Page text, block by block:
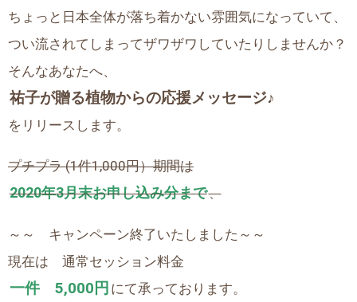
ちょっと日本全体が落ち着かない雰囲気になっていて、
つい流されてしまってザワザワしていたりしませんか？
そんなあなたへ、
祐子が贈る植物からの応援メッセージ♪
をリリースします。
プチプラ (1件1,000円）期間は
2020年3月末お申し込み分まで、
～～ キャンペーン終了いたしました～～
現在は 通常セッション料金
一件 5,000円 にて承っております。